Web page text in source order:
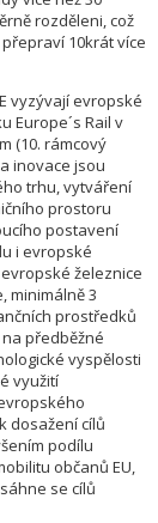
rozděleni, což
10krát více
vyzývají evropské
Europe´s Rail v
(10. rámcový
inovace jsou
trhu, vytváření
prostoru
postavení
i evropské
železnice
minimálně 3
prostředků
na předběžné
vyspělosti
využití
dosažení cílů
podílu
občanů EU,
se cílů